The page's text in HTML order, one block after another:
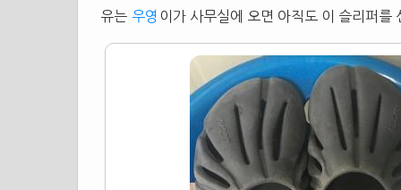
유는 우영 이가 사무실에 오면 아직도 이 슬리퍼 를